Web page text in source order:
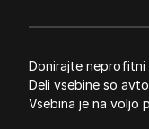
Donirajte neprofitni
Deli vsebine so
Vsebina je na voljo